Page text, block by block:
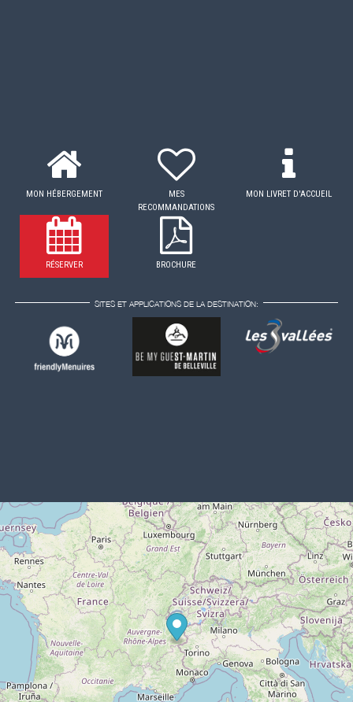
MON HÉBERGEMENT
MES
RECOMMANDATIONS
MON LIVRET D'ACCUEIL
RÉSERVER BROCHURE
SITES ET APPLICATIONS DE LA DESTINATION: